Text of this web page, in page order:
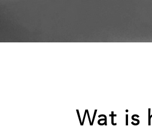
Wat is